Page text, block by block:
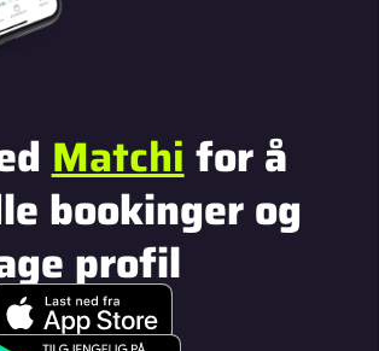
Matchifor å
bookinger og
profil